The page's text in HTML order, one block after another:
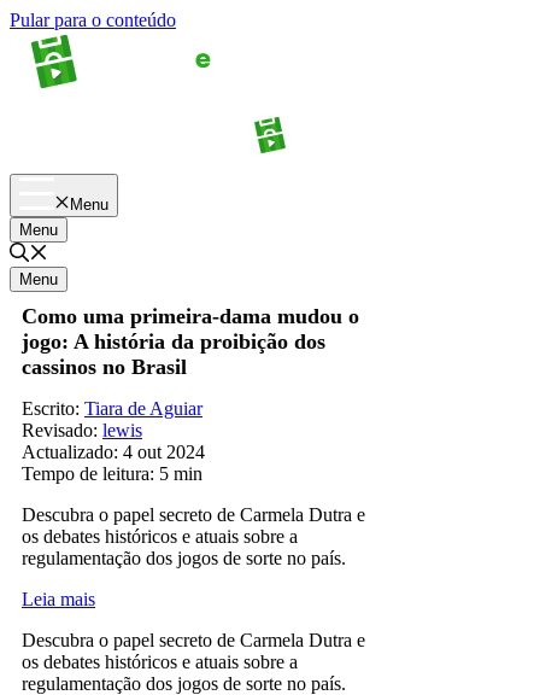
Pular para o conteúdo
Menu
Menu
Menu
Como uma primeira-dama mudou o
jogo: A história da proibição dos
cassinos no Brasil
Escrito: Tiara de Aguiar
Revisado: lewis
Actualizado: 4 out 2024
Tempo de leitura: 5 min
Descubra o papel secreto de Carmela Dutra e
os debates históricos e atuais sobre a
regulamentação dos jogos de sorte no país.
Leia mais
Descubra o papel secreto de Carmela Dutra e
os debates históricos e atuais sobre a
regulamentação dos jogos de sorte no país.